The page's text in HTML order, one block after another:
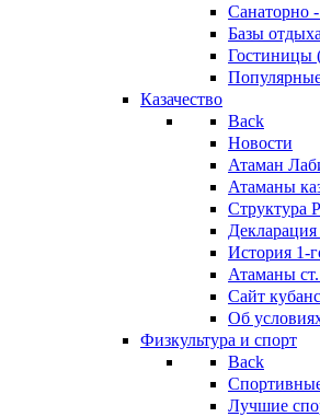
Санаторно
Базы отдыха
Гостиницы
Казачество
Back
Новости
Атаман
Атаманы
Структура
Декларация
История 1-
Атаманы
Cайт
Об
Физкультура и спорт
Back
Лучшие